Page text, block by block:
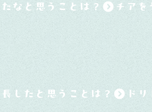
なと思うことは？
したと思うことは？